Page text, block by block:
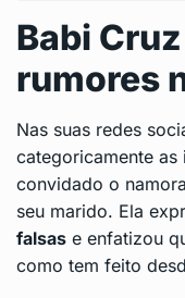
Babi
rumores
Nas suas redes
categoricamente
convidado o
seu marido. Ela
falsas e enfatizou
como tem feito